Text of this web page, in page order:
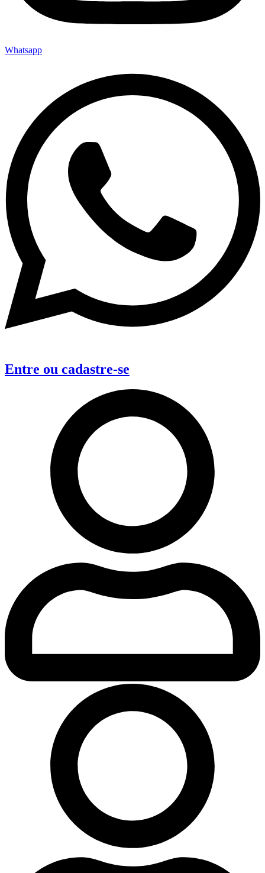
Whatsapp
Entre ou cadastre-se